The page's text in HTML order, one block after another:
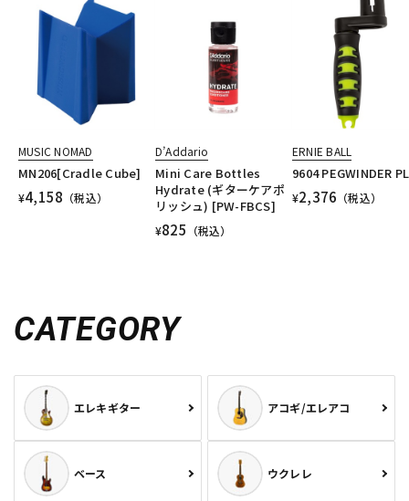
MUSIC NOMAD
MN206[Cradle Cube]
¥4,158 （税込）
D’Addario
Mini Care Bottles
Hydrate (ギターケアポ
リッシュ) [PW-FBCS]
¥825 （税込）
ERNIE BALL
9604 PEGWINDER
¥2,376 （税込）
CATEGORY
エレキギター アコギ/エレアコ
ベース ウクレレ